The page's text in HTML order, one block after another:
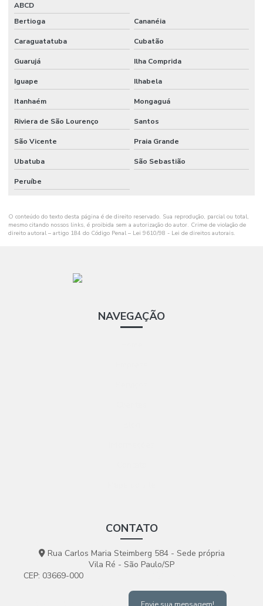
ABCD
Bertioga
Cananéia
Caraguatatuba Cubatão
Guarujá Ilha Comprida
Iguape Ilhabela
Itanhaém Mongaguá
Riviera de São Lourenço Santos
São Vicente Praia Grande
Ubatuba São Sebastião
Peruíbe
O conteúdo do texto desta página é de direito reservado. Sua reprodução, parcial ou total,
mesmo citando nossos links, é proibida sem a autorização do autor. Crime de violação de
direito autoral – artigo 184 do Código Penal – Lei 9610/98 - Lei de direitos autorais.
NAVEGAÇÃO
CONTATO
Rua Carlos Maria Steimberg 584 - Sede própria
Vila Ré - São Paulo/SP
CEP: 03669-000